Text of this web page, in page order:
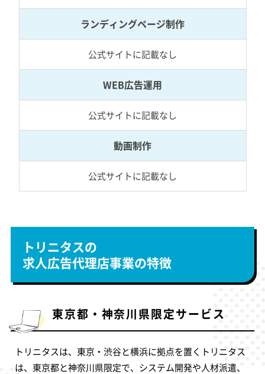
ランディングページ制作
公式サイトに記載なし
WEB広告運用
公式サイトに記載なし
動画制作
公式サイトに記載なし
トリニタスの
求人広告代理店事業の特徴
東京都・神奈川県限定サービス
トリニタスは、東京・渋谷と横浜に拠点を置くトリニタス
は、東京都と神奈川県限定で、システム開発や人材派遣、